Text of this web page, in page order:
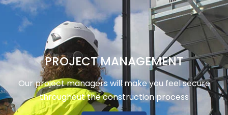
PROJECT MANAGEMENT
Our project managers will make you feel secure
throughout the construction process